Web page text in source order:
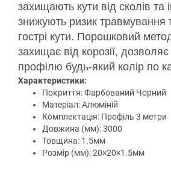
захищають кути від сколів та
знижують ризик травмування
гострі кути. Порошковий
захищає від корозії,
профілю будь-який колір по
Характеристики:
Покриття: Фарбований Чорний
Матеріал: Алюміній
Комплектація: Профіль 3 метри
Довжина (мм): 3000
Товщина: 1.5мм
Розмір (мм): 20×20×1.5мм